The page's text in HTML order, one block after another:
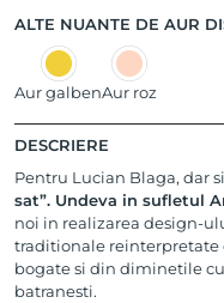
ALTE NUANTE DE AUR
Aur galbenAur roz
DESCRIERE
Pentru Lucian Blaga, dar
sat”. Undeva in sufletul
noi in realizarea design-
traditionale reinterpretate
bogate si din diminetile
batranesti.